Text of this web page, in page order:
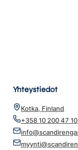
Yhteystiedot
Kotka, Finland
+358 10 200 47 10